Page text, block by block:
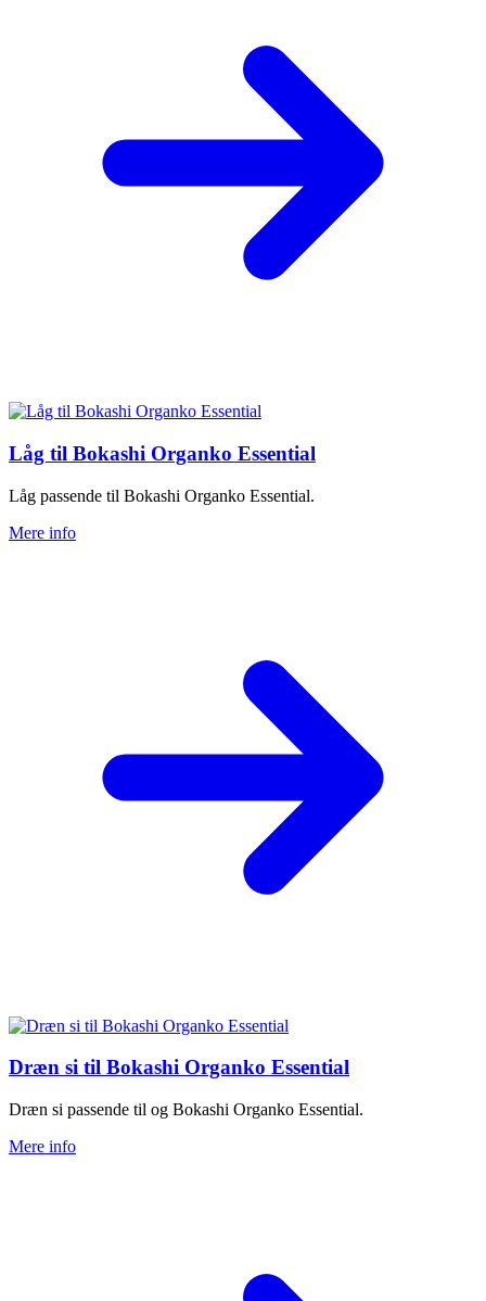
Låg til Bokashi Organko Essential
Låg passende til Bokashi Organko Essential.
Mere info
Dræn si til Bokashi Organko Essential
Dræn si passende til og Bokashi Organko Essential.
Mere info